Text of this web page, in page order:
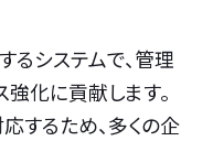
システムで、管理
化に貢献します。
するため、多くの企